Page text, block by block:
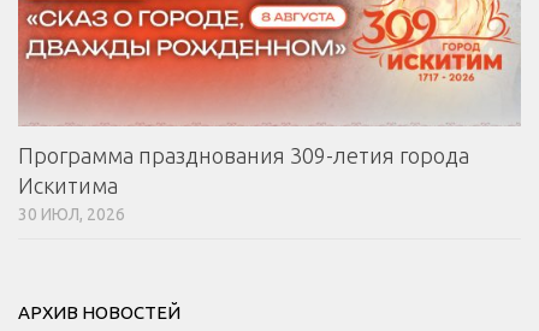
Программа празднования 309-летия города
Искитима
30 ИЮЛ, 2026
АРХИВ НОВОСТЕЙ